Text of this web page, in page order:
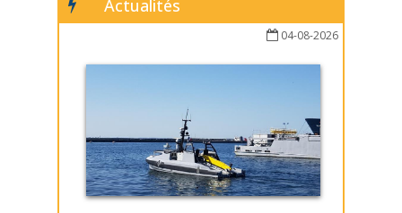
Actualités
04-08-2026